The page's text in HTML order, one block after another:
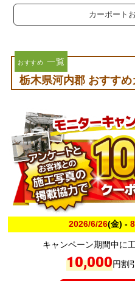
カーポート
おすすめ 一覧
栃木県河内郡 おすすめ
2026/6/26(金) -
キャンペーン期間中に
10,000円割